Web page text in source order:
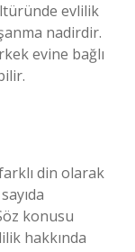
evlilik
nadirdir.
evine bağlı
din olarak
konusu
hakkında